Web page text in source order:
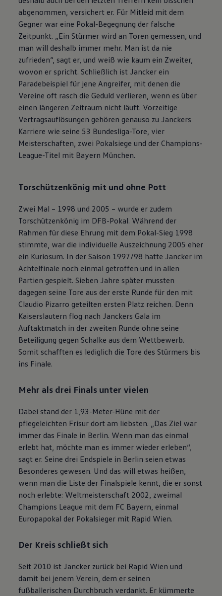
abgenommen, versichert er. Für Mitleid mit dem
Gegner war eine Pokal-Begegnung der falsche
Zeitpunkt. „Ein Stürmer wird an Toren gemessen, und
man will deshalb immer mehr. Man ist da nie
zufrieden“, sagt er, und weiß wie kaum ein Zweiter,
wovon er spricht. Schließlich ist Jancker ein
Paradebeispiel für jene Angreifer, mit denen die
Vereine oft rasch die Geduld verlieren, wenn es über
einen längeren Zeitraum nicht läuft. Vorzeitige
Vertragsauflösungen gehören genauso zu Janckers
Karriere wie seine 53 Bundesliga-Tore, vier
Meisterschaften, zwei Pokalsiege und der Champions-
League-Titel mit Bayern München.
Torschützenkönig mit und ohne Pott
Zwei Mal – 1998 und 2005 – wurde er zudem
Torschützenkönig im DFB-Pokal. Während der
Rahmen für diese Ehrung mit dem Pokal-Sieg 1998
stimmte, war die individuelle Auszeichnung 2005 eher
ein Kuriosum. In der Saison 1997/98 hatte Jancker im
Achtelfinale noch einmal getroffen und in allen
Partien gespielt. Sieben Jahre später mussten
dagegen seine Tore aus der erste Runde für den mit
Claudio Pizarro geteilten ersten Platz reichen. Denn
Kaiserslautern flog nach Janckers Gala im
Auftaktmatch in der zweiten Runde ohne seine
Beteiligung gegen Schalke aus dem Wettbewerb.
Somit schafften es lediglich die Tore des Stürmers bis
ins Finale.
Mehr als drei Finals unter vielen
Dabei stand der 1,93-Meter-Hüne mit der
pflegeleichten Frisur dort am liebsten. „Das Ziel war
immer das Finale in Berlin. Wenn man das einmal
erlebt hat, möchte man es immer wieder erleben“,
sagt er. Seine drei Endspiele in Berlin seien etwas
Besonderes gewesen. Und das will etwas heißen,
wenn man die Liste der Finalspiele kennt, die er sonst
noch erlebte: Weltmeisterschaft 2002, zweimal
Champions League mit dem FC Bayern, einmal
Europapokal der Pokalsieger mit Rapid Wien.
Der Kreis schließt sich
Seit 2010 ist Jancker zurück bei Rapid Wien und
damit bei jenem Verein, dem er seinen
fußballerischen Durchbruch verdankt. Er kümmerte